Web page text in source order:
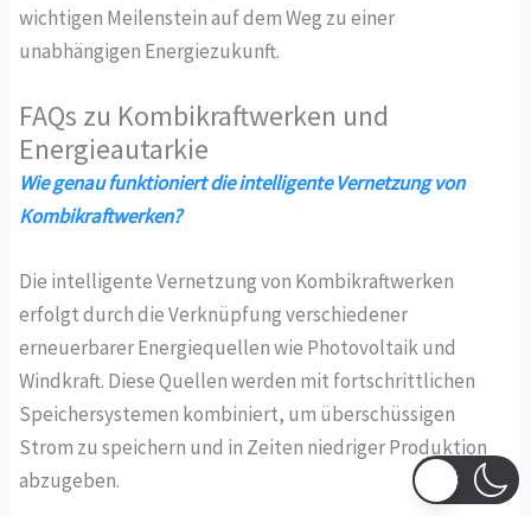
wichtigen Meilenstein auf dem Weg zu einer
unabhängigen Energiezukunft.
FAQs zu Kombikraftwerken und
Energieautarkie
Wie genau funktioniert die intelligente Vernetzung von
Kombikraftwerken?
Die intelligente Vernetzung von Kombikraftwerken
erfolgt durch die Verknüpfung verschiedener
erneuerbarer Energiequellen wie Photovoltaik und
Windkraft. Diese Quellen werden mit fortschrittlichen
Speichersystemen kombiniert, um überschüssigen
Strom zu speichern und in Zeiten niedriger Produktion
abzugeben.